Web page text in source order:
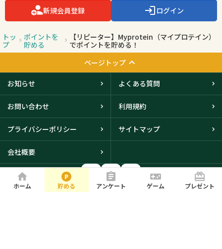
ホーム 貯める アンケート ゲーム プレゼント
新規会員登録 ログイン
トッ
プ
ポイントを
貯める
【リピーター】Myprotein（マイプロテイン）
でポイントを貯める！
ページトップ
お知らせ よくある質問
お問い合わせ 利用規約
プライバシーポリシー サイトマップ
会社概要